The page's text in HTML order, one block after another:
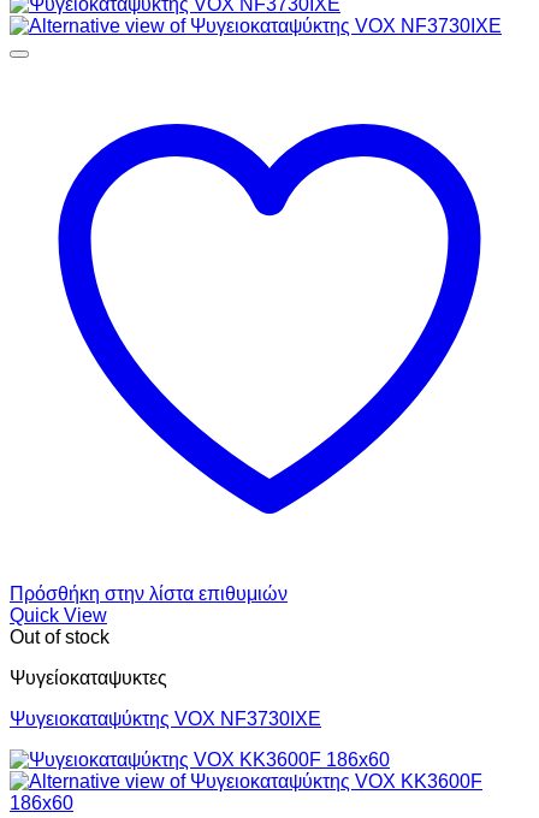
Πρόσθήκη στην λίστα επιθυμιών
Quick View
Out of stock
Ψυγείοκαταψυκτες
Ψυγειοκαταψύκτης VOX NF3730IXE